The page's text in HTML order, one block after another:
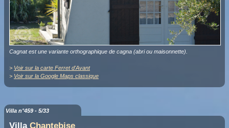
Cagnat est une variante orthographique de cagna (abri ou maisonnette).
> Voir sur la carte Ferret d'Avant
> Voir sur la Google Maps classique
Villa n°459 - 5/33
Villa Chantebise